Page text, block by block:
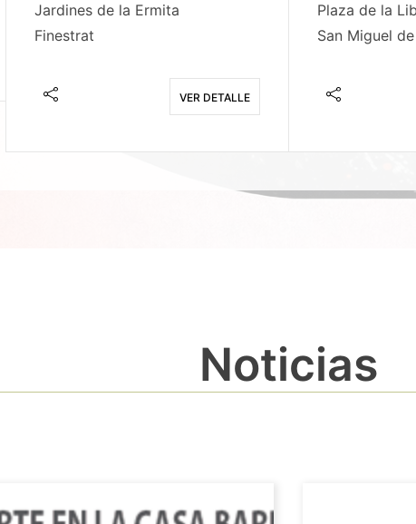
Jardines de la Ermita
Finestrat
VER DETALLE
Plaza de la
San Miguel
Noticias